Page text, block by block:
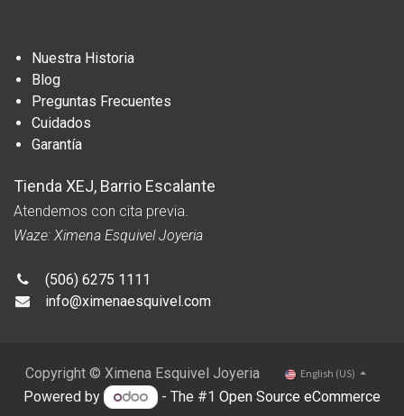
Nuestra Historia
Blog
Preguntas Frecuentes
Cuidados
Garantía
Tienda XEJ, Barrio Escalante
Atendemos con cita previa.
Waze: Ximena Esquivel Joyeria
(506) 6275 1111
info@ximenaesquivel.com
Copyright © Ximena Esquivel Joyeria English (US)
Powered by - The #1 Open Source eCommerce